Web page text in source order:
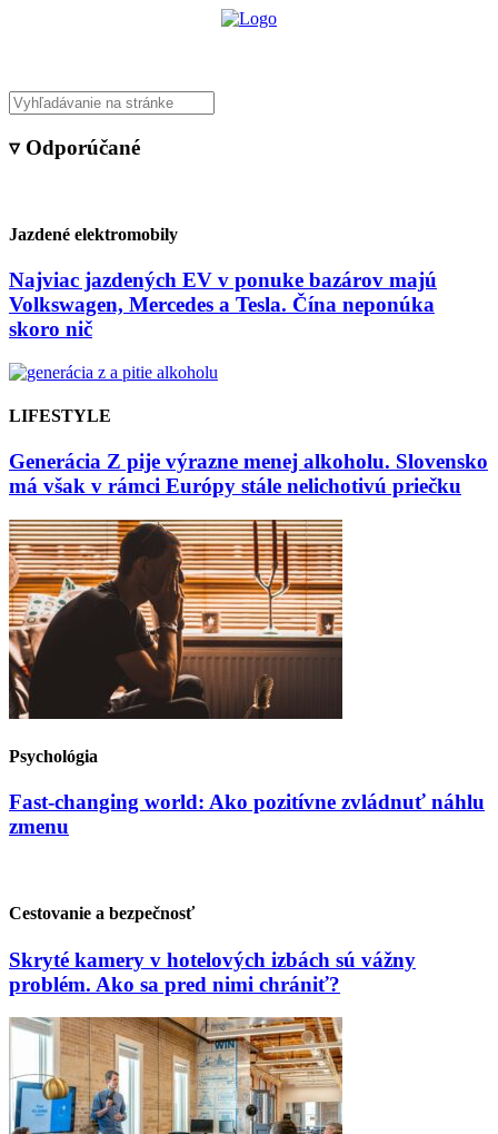
▿ Odporúčané
Jazdené elektromobily
Najviac jazdených EV v ponuke bazárov majú
Volkswagen, Mercedes a Tesla. Čína neponúka
skoro nič
LIFESTYLE
Generácia Z pije výrazne menej alkoholu. Slovensko
má však v rámci Európy stále nelichotivú priečku
Psychológia
Fast-changing world: Ako pozitívne zvládnuť náhlu
zmenu
Cestovanie a bezpečnosť
Skryté kamery v hotelových izbách sú vážny
problém. Ako sa pred nimi chrániť?